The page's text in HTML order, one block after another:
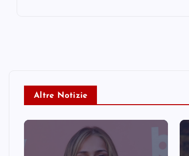
Altre Notizie